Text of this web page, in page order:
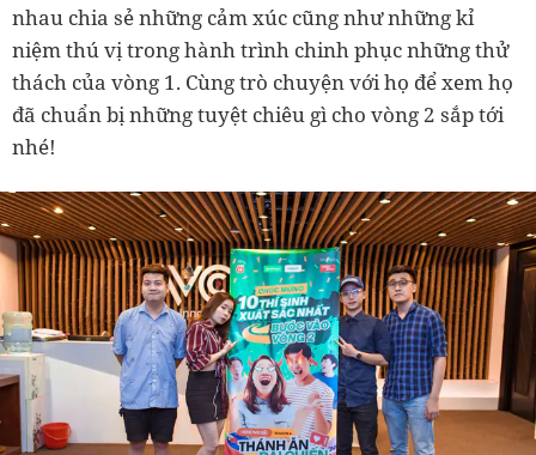
nhau chia sẻ những cảm xúc cũng như những kỉ
niệm thú vị trong hành trình chinh phục những thử
thách của vòng 1. Cùng trò chuyện với họ để xem họ
đã chuẩn bị những tuyệt chiêu gì cho vòng 2 sắp tới
nhé!